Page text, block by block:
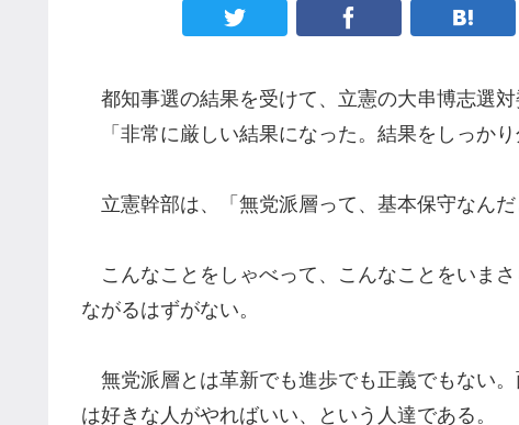
都知事選の結果を受けて、 立憲の大串博志選
「非常に厳しい結果になった。結果をしっか
立憲幹部は、 「無党派層って、基本保守なん
こんなことをしゃべって 、こんなことをいまさ
ながるはずがない。
無党派層とは革新でも進歩でも 正義でもない。
は好きな人がやればいい、という人達である。